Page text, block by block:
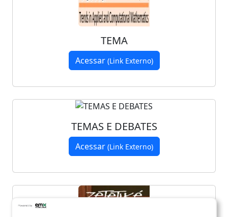
TEMA
Acessar (Link Externo)
TEMAS E DEBATES
Acessar (Link Externo)